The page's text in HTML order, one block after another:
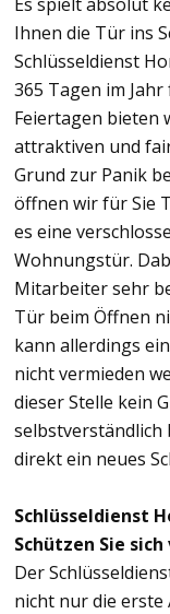
Ihnen die Tür ins
Schlüsseldienst
365 Tagen im
Feiertagen bieten
attraktiven und
Grund zur Panik
öffnen wir für Sie
es eine
Wohnungstür.
Mitarbeiter sehr
Tür beim Öffnen
kann allerdings
nicht vermieden
dieser Stelle kein
selbstverständlich
direkt ein neues
Schlüsseldienst
Schützen Sie
Der
nicht nur die